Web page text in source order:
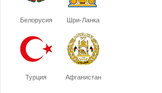
Белорусия Шри-Ланка
Турция Афганистан